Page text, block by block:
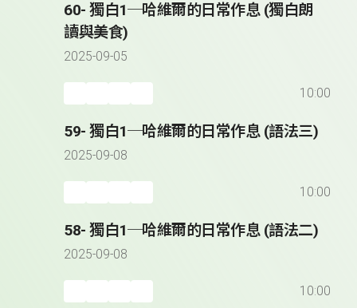
60- 獨白1─哈維爾的日常作息 (獨白朗
讀與美食)
2025-09-05
10:00
59- 獨白1─哈維爾的日常作息 (語法三)
2025-09-08
10:00
58- 獨白1─哈維爾的日常作息 (語法二)
2025-09-08
10:00